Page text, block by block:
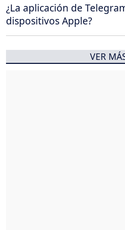
¿La aplicación de
dispositivos Apple?
VER